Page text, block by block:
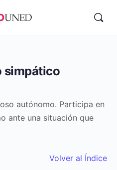
simpático
autónomo. Participa en
ante una situación que
Volver al Índice